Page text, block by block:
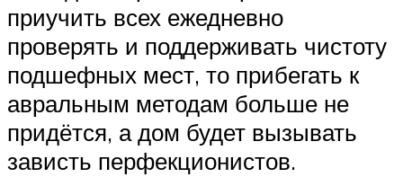
приучить всех ежедневно
проверять и поддерживать чистоту
подшефных мест, то прибегать к
авральным методам больше не
придётся, а дом будет вызывать
зависть перфекционистов.